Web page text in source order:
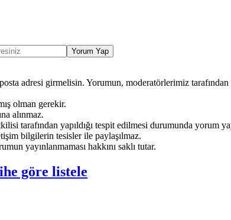
Yorum Yap
adresi girmelisin. Yorumun, moderatörlerimiz
olman gerekir.
alınmaz.
tarafından yapıldığı tespit edilmesi durumunda yorum
bilgilerin tesisler ile paylaşılmaz.
yayınlanmaması hakkını saklı tutar.
göre listele